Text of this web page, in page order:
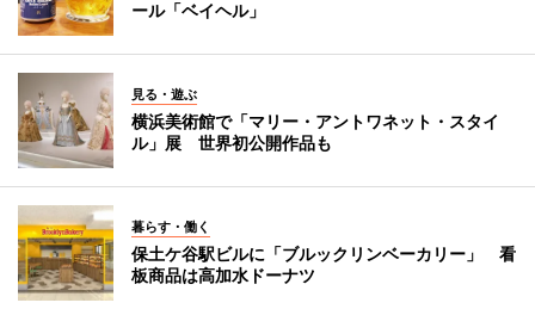
ール「ベイヘル」
見る・遊ぶ
横浜美術館で「マリー・アントワネット・スタイ
ル」展 世界初公開作品も
暮らす・働く
保土ケ谷駅ビルに「ブルックリンベーカリー」 看
板商品は高加水ドーナツ